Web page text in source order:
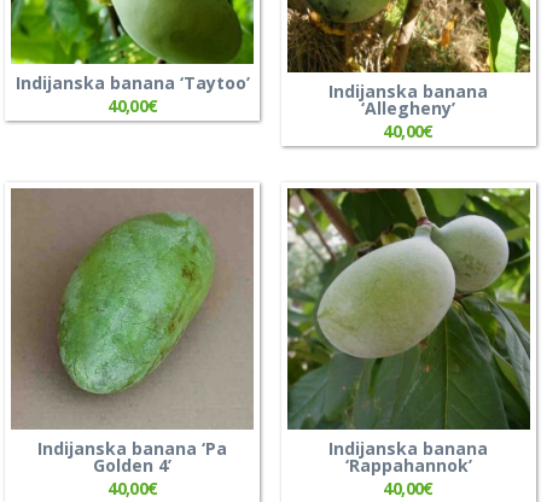
Indijanska banana ‘Taytoo’
40,00€
Indijanska banana
‘Allegheny’
40,00€
Indijanska banana ‘Pa
Golden 4’
40,00€
Indijanska banana
‘Rappahannok’
40,00€